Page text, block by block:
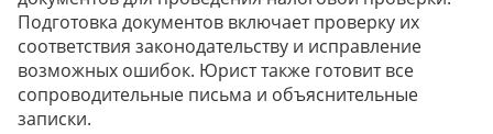
Подготовка документов включает проверку их
соответствия законодательству и исправление
возможных ошибок. Юрист также готовит все
сопроводительные письма и объяснительные
записки.